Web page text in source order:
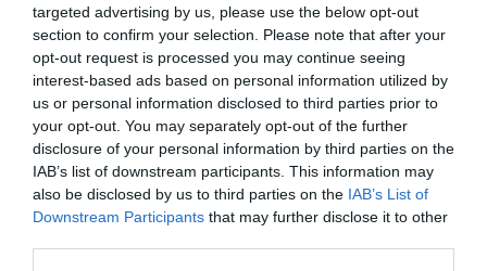
targeted advertising by us, please use the below opt-out
section to confirm your selection. Please note that after your
opt-out request is processed you may continue seeing
interest-based ads based on personal information utilized by
us or personal information disclosed to third parties prior to
your opt-out. You may separately opt-out of the further
disclosure of your personal information by third parties on the
IAB’s list of downstream participants. This information may
also be disclosed by us to third parties on the IAB’s List of
Downstream Participants that may further disclose it to other
06.08.2026 | 22:00
Συντάξεις Σεπτεμβρίου 2026:
Πότε πληρώνονται οι δικαιούχοι –
Οι ημερομηνίες του e-ΕΦΚΑ
06.08.2026 | 21:40
Σοκ στην Εύβοια με την κοπέλα
που έπεσε από την γέφυρα: Τα
νεότερα για την υγεία της
Καιρός: Πάνω από 35
βαθμούς σήμερα η
θερμοκρασία στην
Εύβοια
Εύβοια: Σήμερα το
τελευταίο αντίο στον
37χρονο που έχασε τη
ζωή του σε τροχαίο με